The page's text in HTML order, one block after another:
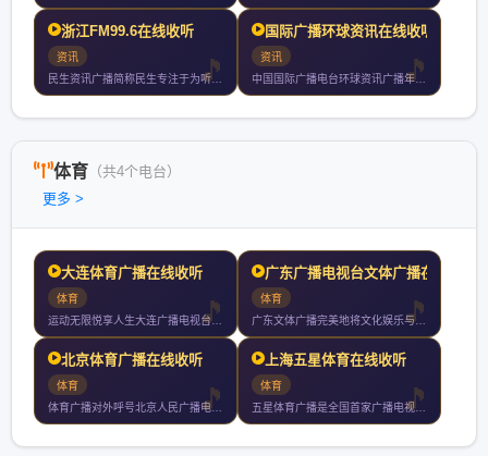
浙江FM99.6在线收听
资讯
民生资讯广播简称民生专注于为听众刷新立于潮头的快乐生活快乐生
国际广播环球资讯在线收听
资讯
中国国际广播电台环球资讯广播年月日正式开播家记者站遍布全球种
体育 （共4个电台）
更多 >
大连体育广播在线收听
体育
运动无限悦享人生大连广播电视台体育广播东北地区唯一专业体育广
广东广播电视台文体广播在
体育
广东文体广播完美地将文化娱乐与体育相结合是华南第一家都会型具
北京体育广播在线收听
体育
体育广播对外呼号北京人民广播电台体育广播使用频率每日播音小时
上海五星体育在线收听
体育
五星体育广播是全国首家广播电视多媒体联动的专业体育资讯发布平